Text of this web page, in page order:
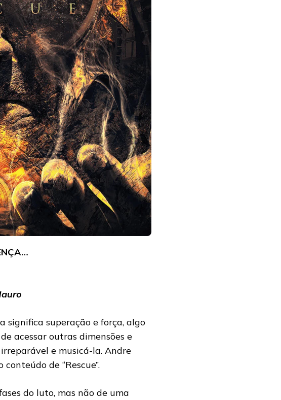
significa superação e força, algo
acessar outras dimensões e
e musicá-la. Andre
de “Rescue”.
do luto, mas não de uma